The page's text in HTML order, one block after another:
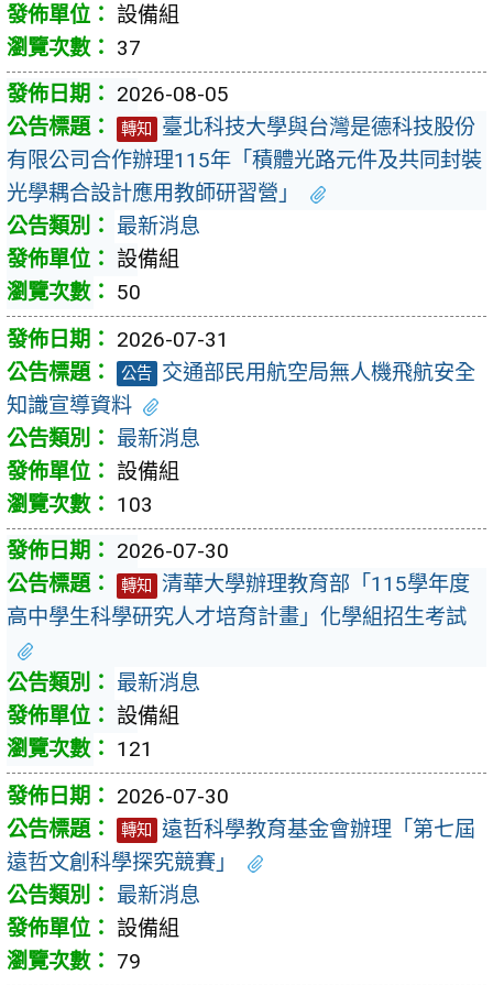
設備組
37
2026-08-05
轉知
臺北科技大學與台灣是德科技股份
有限公司合作辦理115年「積體光路元件及共同封裝
光學耦合設計應用教師研習營」
最新消息
設備組
50
2026-07-31
公告 交通部民用航空局無人機飛航安全
知識宣導資料
最新消息
設備組
103
2026-07-30
轉知
清華大學辦理教育部「115學年度
高中學生科學研究人才培育計畫」化學組招生考試
最新消息
設備組
121
2026-07-30
轉知
遠哲科學教育基金會辦理「第七屆
遠哲文創科學探究競賽」
最新消息
設備組
79